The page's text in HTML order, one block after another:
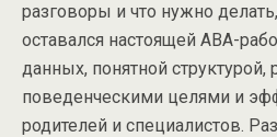
разговоры и что нужно
оставался настоящей АВА-
данных, понятной
поведенческими целями и
родителей и специалистов.